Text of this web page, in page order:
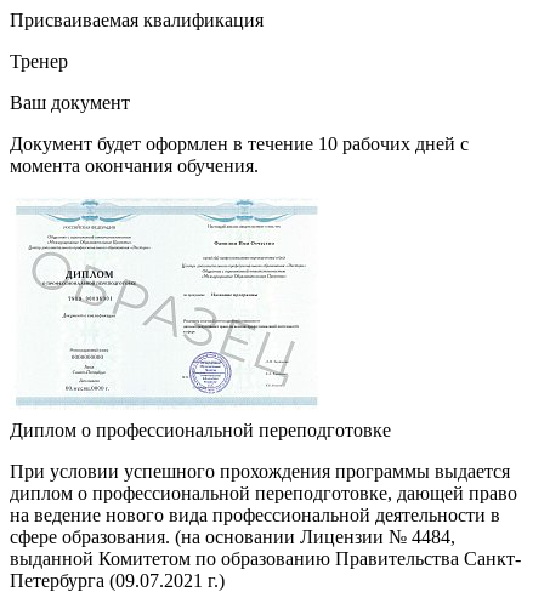
Присваиваемая квалификация
Тренер
Ваш документ
Документ будет оформлен в течение 10 рабочих дней с
момента окончания обучения.
Диплом о профессиональной переподготовке
При условии успешного прохождения программы выдается
диплом о профессиональной переподготовке, дающей право
на ведение нового вида профессиональной деятельности в
сфере образования. (на основании Лицензии № 4484,
выданной Комитетом по образованию Правительства Санкт-
Петербурга (09.07.2021 г.)